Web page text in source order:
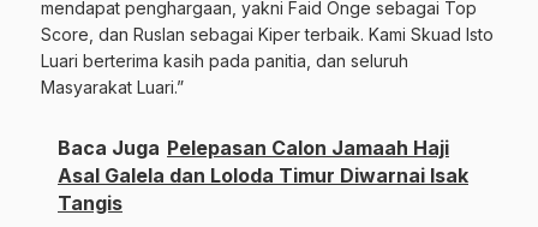
mendapat penghargaan, yakni Faid Onge sebagai Top
Score, dan Ruslan sebagai Kiper terbaik. Kami Skuad Isto
Luari berterima kasih pada panitia, dan seluruh
Masyarakat Luari.”
Baca Juga Pelepasan Calon Jamaah Haji
Asal Galela dan Loloda Timur Diwarnai Isak
Tangis